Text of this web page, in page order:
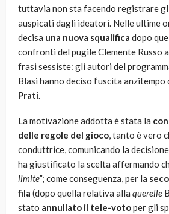
tuttavia non sta facendo registrare
auspicati dagli ideatori. Nelle ultime
decisa una nuova squalifica dopo
confronti del pugile Clemente Russo
frasi sessiste: gli autori del
Blasi hanno deciso l’uscita anzitempo
Prati.
La motivazione addotta è stata la
delle regole del gioco, tanto è vero
conduttrice, comunicando la
ha giustificato la scelta affermando
limite”; come conseguenza, per la
fila (dopo quella relativa alla querelle
stato annullato il tele-votoper gli